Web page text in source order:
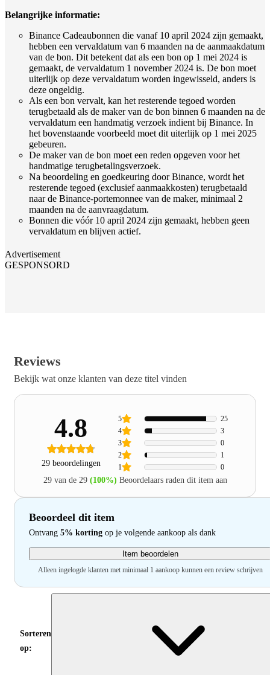
Belangrijke informatie:
Binance Cadeaubonnen die vanaf 10 april 2024 zijn gemaakt,
hebben een vervaldatum van 6 maanden na de aanmaakdatum
van de bon. Dit betekent dat als een bon op 1 mei 2024 is
gemaakt, de vervaldatum 1 november 2024 is. De bon moet
uiterlijk op deze vervaldatum worden ingewisseld, anders is
deze ongeldig.
Als een bon vervalt, kan het resterende tegoed worden
terugbetaald als de maker van de bon binnen 6 maanden na de
vervaldatum een handmatig verzoek indient bij Binance. In
het bovenstaande voorbeeld moet dit uiterlijk op 1 mei 2025
gebeuren.
De maker van de bon moet een reden opgeven voor het
handmatige terugbetalingsverzoek.
Na beoordeling en goedkeuring door Binance, wordt het
resterende tegoed (exclusief aanmaakkosten) terugbetaald
naar de Binance-portemonnee van de maker, minimaal 2
maanden na de aanvraagdatum.
Bonnen die vóór 10 april 2024 zijn gemaakt, hebben geen
vervaldatum en blijven actief.
Advertisement
GESPONSORD
Reviews
Bekijk wat onze klanten van deze titel vinden
4.8
29 beoordelingen 1 0
2 1
3 0
4 3
5 25
29 van de 29 (100%) Beoordelaars raden dit item aan
Beoordeel dit item
Ontvang 5% korting op je volgende aankoop als dank
Item beoordelen
Alleen ingelogde klanten met minimaal 1 aankoop kunnen een review schrijven
Sorteren
op: